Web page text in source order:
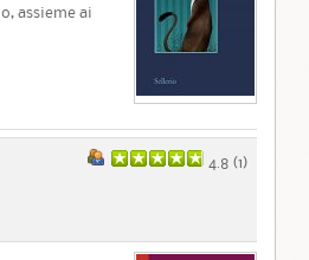
assieme ai
4.8 (1)